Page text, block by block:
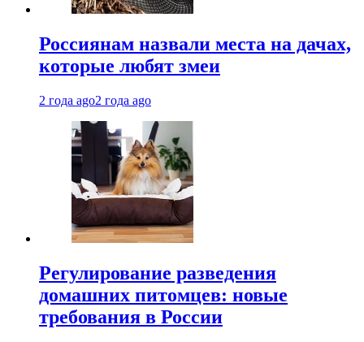
Россиянам назвали места на дачах,
которые любят змеи
2 года ago2 года ago
Регулирование разведения
домашних питомцев: новые
требования в России